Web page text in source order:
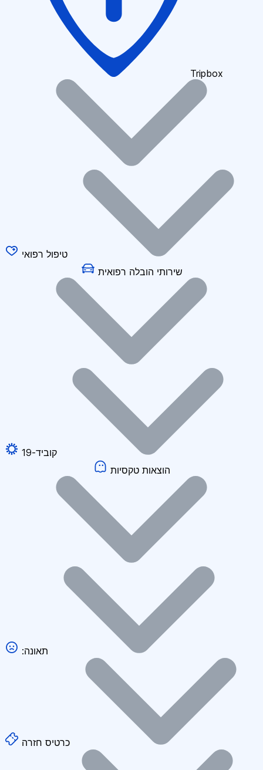
Tripbox
טיפול רפואי
שירותי הובלה רפואית
קוביד-19
הוצאות טקסיות